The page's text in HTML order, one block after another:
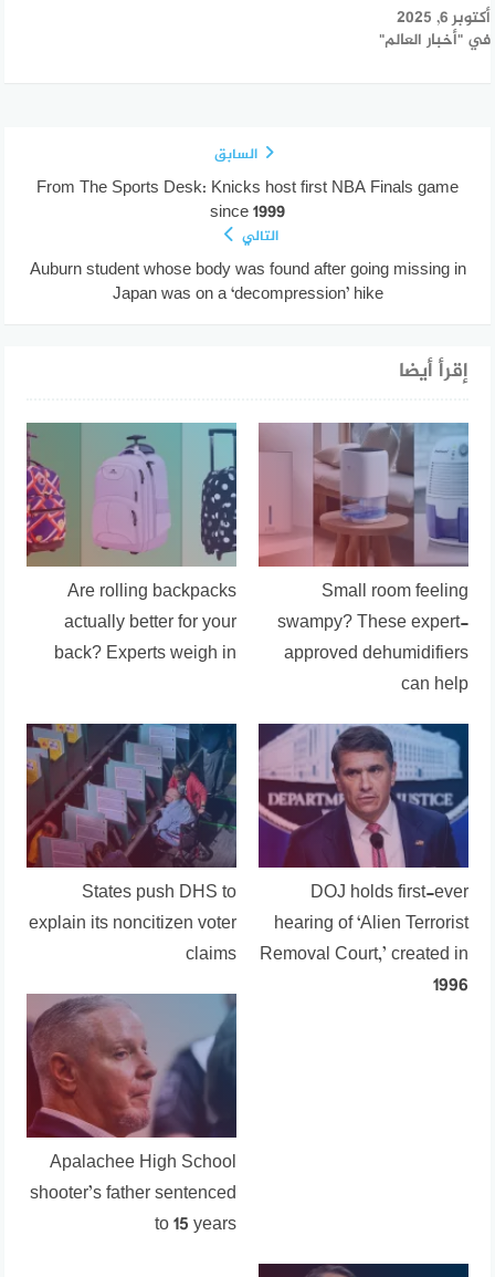
أكتوبر 6, 2025
في "أخبار العالم"
السابق
From The Sports Desk: Knicks host first NBA Finals game
since 1999
التالي
Auburn student whose body was found after going missing in
Japan was on a ‘decompression’ hike
إقرأ أيضا
Small room feeling
swampy? These expert-
approved dehumidifiers
can help
Are rolling backpacks
actually better for your
back? Experts weigh in
DOJ holds first-ever
hearing of ‘Alien Terrorist
Removal Court,’ created in
1996
States push DHS to
explain its noncitizen voter
claims
Apalachee High School
shooter’s father sentenced
to 15 years